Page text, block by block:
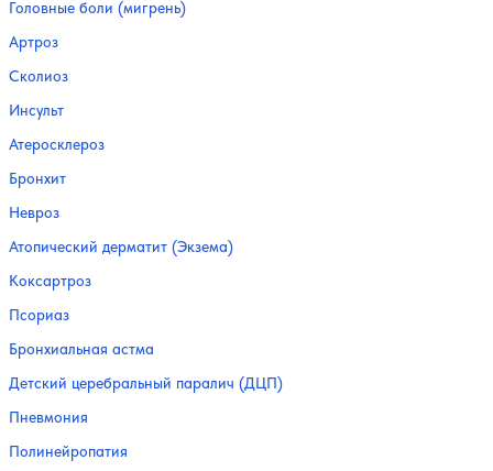
Головные боли (мигрень)
Артроз
Сколиоз
Инсульт
Атеросклероз
Бронхит
Невроз
Атопический дерматит (Экзема)
Коксартроз
Псориаз
Бронхиальная астма
Детский церебральный паралич (ДЦП)
Пневмония
Полинейропатия